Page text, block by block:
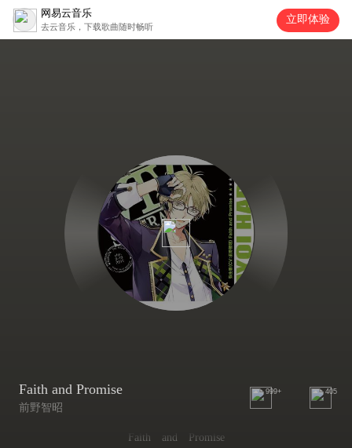
网易云音乐
去云音乐，下载歌曲随时畅听
立即体验
Faith and Promise
前野智昭
999+ 405
Faith and Promise